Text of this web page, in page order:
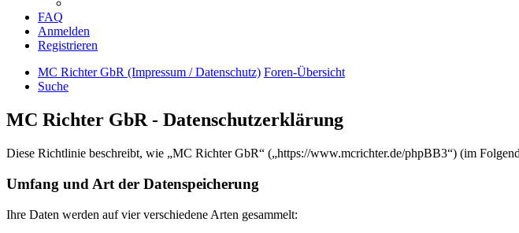
FAQ
Anmelden
Registrieren
MC Richter GbR (Impressum / Datenschutz) Foren-Übersicht
Suche
MC Richter GbR - Datenschutzerklärung
Diese Richtlinie beschreibt, wie „MC Richter GbR“ („https://www.mcrichter.de/phpBB3“) (im
Umfang und Art der Datenspeicherung
Ihre Daten werden auf vier verschiedene Arten gesammelt: